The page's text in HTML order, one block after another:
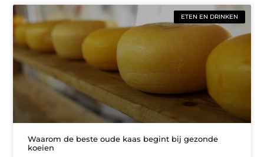
ETEN EN DRINKEN
Waarom de beste oude kaas begint bij gezonde
koeien